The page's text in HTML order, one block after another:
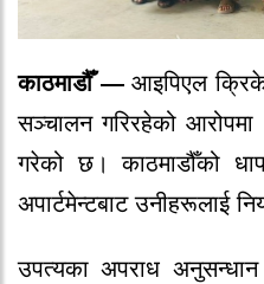
काठमाडौँ —आइपिएल
सञ्चालन गरिरहेको
गरेको छ। काठमाडौँको
अपार्टमेन्टबाट उनीहरूलाई
उपत्यका अपराध